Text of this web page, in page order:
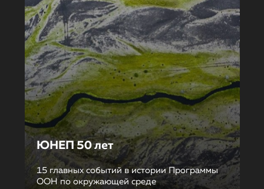
ЮНЕП 50 лет
15 главных событий в истории Программы
ООН по окружающей среде